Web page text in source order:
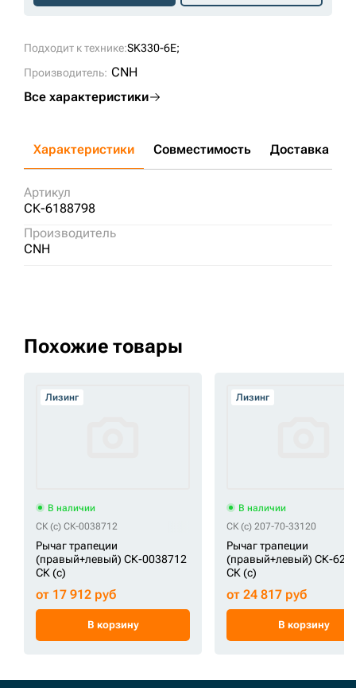
Подходит к технике:SK330-6E;
Производитель: CNH
Все характеристики
Характеристики Совместимость Доставка и
Артикул
СК-6188798
Производитель
CNH
Похожие товары
Лизинг
В наличии
СК (c) СК-0038712
Рычаг трапеции
(правый+левый) СК-0038712
СК (c)
от 17 912 руб
В корзину
Лизинг
В наличии
СК (c) 207-70-33120
Рычаг трапеции
(правый+левый) СК-
СК (c)
от 24 817 руб
В корзину